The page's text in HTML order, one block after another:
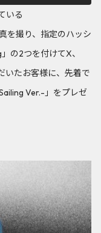
いる
を撮り、指定のハッシ
の2つを付けてX、
いたお客様に、先着で
Ver.-」をプレゼ